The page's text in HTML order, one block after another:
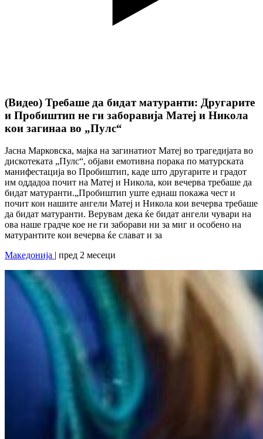
(Видео) Требаше да бидат матуранти: Другарите
и Пробиштип не ги заборавија Матеј и Никола
кои загинаа во „Пулс“
Јасна Марковска, мајка на загинатиот Матеј во трагедијата во
дискотеката „Пулс“, објави емотивна порака по матурската
манифестација во Пробиштип, каде што другарите и градот
им оддадоа почит на Матеј и Никола, кои вечерва требаше да
бидат матуранти.„Пробиштип уште еднаш покажа чест и
почит кон нашите ангели Матеј и Никола кои вечерва требаше
да бидат матуранти. Верувам дека ќе бидат ангели чувари на
ова наше градче кое не ги заборави ни за миг и особено на
матурантите кои вечерва ќе слават и за
Македонија
| пред 2 месеци